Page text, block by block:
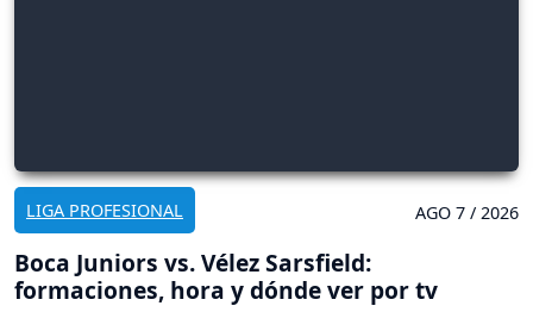
LIGA PROFESIONAL AGO 7 / 2026
Boca Juniors vs. Vélez Sarsfield:
formaciones, hora y dónde ver por tv